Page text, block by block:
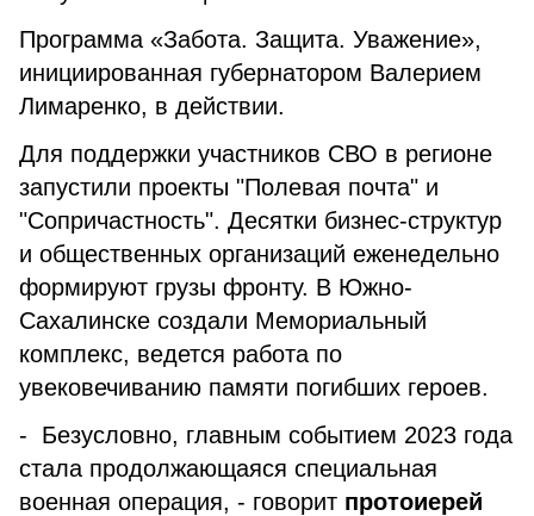
Программа «Забота. Защита. Уважение»,
инициированная губернатором Валерием
Лимаренко, в действии.
Для поддержки участников СВО в регионе
запустили проекты "Полевая почта" и
"Сопричастность". Десятки бизнес-структур
и общественных организаций еженедельно
формируют грузы фронту. В Южно-
Сахалинске создали Мемориальный
комплекс, ведется работа по
увековечиванию памяти погибших героев.
- Безусловно, главным событием 2023 года
стала продолжающаяся специальная
военная операция, - говорит протоиерей